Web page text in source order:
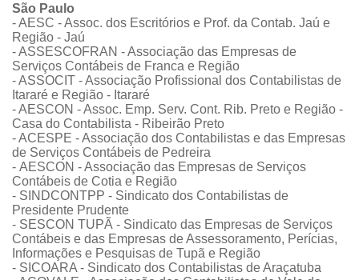
São Paulo
- AESC - Assoc. dos Escritórios e Prof. da Contab. Jaú e
Região - Jaú
- ASSESCOFRAN - Associação das Empresas de
Serviços Contábeis de Franca e Região
- ASSOCIT - Associação Profissional dos Contabilistas de
Itararé e Região - Itararé
- AESCON - Assoc. Emp. Serv. Cont. Rib. Preto e Região -
Casa do Contabilista - Ribeirão Preto
- ACESPE - Associação dos Contabilistas e das Empresas
de Serviços Contábeis de Pedreira
- AESCON - Associação das Empresas de Serviços
Contábeis de Cotia e Região
- SINDCONTPP - Sindicato dos Contabilistas de
Presidente Prudente
- SESCON TUPÃ - Sindicato das Empresas de Serviços
Contábeis e das Empresas de Assessoramento, Perícias,
Informações e Pesquisas de Tupã e Região
- SICOARA - Sindicato dos Contabilistas de Araçatuba